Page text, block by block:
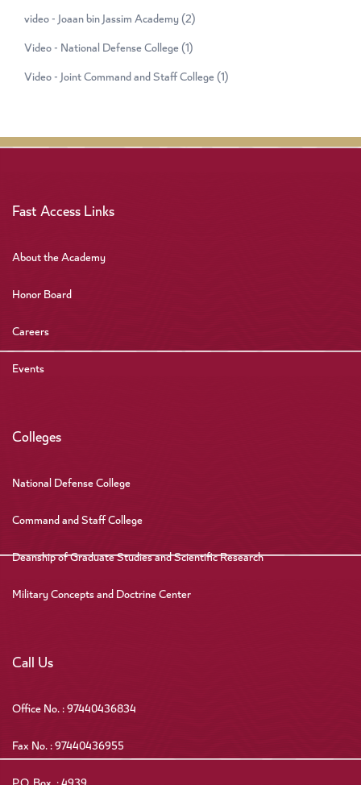
video - Joaan bin Jassim Academy(2)
Video - National Defense College(1)
Video - Joint Command and Staff College(1)
Fast Access Links
About the Academy
Honor Board
Careers
Events
Colleges
National Defense College
Command and Staff College
Deanship of Graduate Studies and Scientific Research
Military Concepts and Doctrine Center
Call Us
Office No. : 97440436834
Fax No. : 97440436955